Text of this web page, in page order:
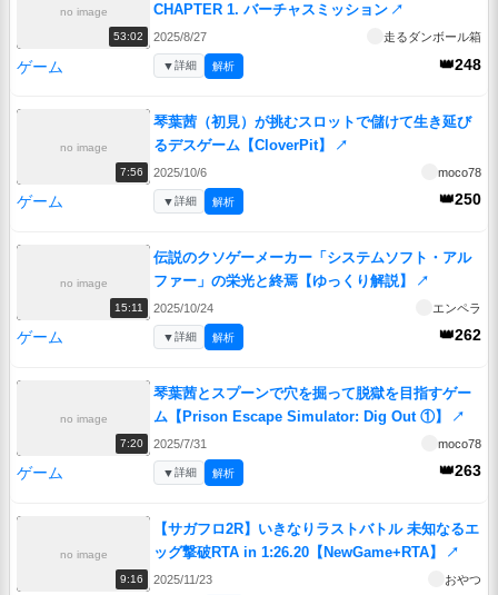
no image
53:02
CHAPTER 1. バーチャスミッション ↗
2025/8/27 走るダンボール箱
ゲーム 👑248
▼詳細 解析
no image
7:56
琴葉茜（初見）が挑むスロットで儲けて生き延び
るデスゲーム【CloverPit】
↗
2025/10/6 moco78
ゲーム 👑250
▼詳細 解析
no image
15:11
伝説のクソゲーメーカー「システムソフト・アル
ファー」の栄光と終焉【ゆっくり解説】
↗
2025/10/24 エンペラ
ゲーム 👑262
▼詳細 解析
no image
7:20
琴葉茜とスプーンで穴を掘って脱獄を目指すゲー
ム【Prison Escape Simulator: Dig Out ①】
↗
2025/7/31 moco78
ゲーム 👑263
▼詳細 解析
no image
9:16
【サガフロ2R】いきなりラストバトル 未知なるエ
ッグ撃破RTA in 1:26.20【NewGame+RTA】
↗
2025/11/23 おやつ